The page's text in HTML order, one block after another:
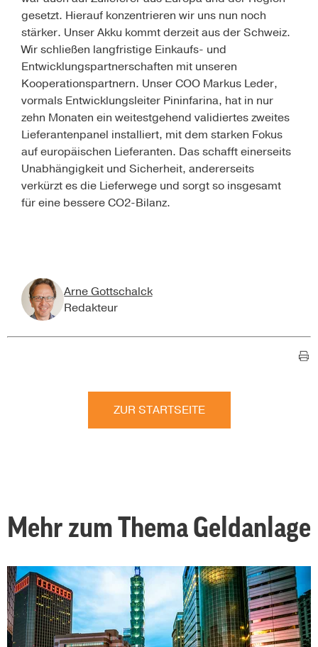
gesetzt. Hierauf konzentrieren wir uns nun noch
stärker. Unser Akku kommt derzeit aus der Schweiz.
Wir schließen langfristige Einkaufs- und
Entwicklungspartnerschaften mit unseren
Kooperationspartnern. Unser COO Markus Leder,
vormals Entwicklungsleiter Pininfarina, hat in nur
zehn Monaten ein weitestgehend validiertes zweites
Lieferantenpanel installiert, mit dem starken Fokus
auf europäischen Lieferanten. Das schafft einerseits
Unabhängigkeit und Sicherheit, andererseits
verkürzt es die Lieferwege und sorgt so insgesamt
für eine bessere CO2-Bilanz.
Arne Gottschalck
Redakteur
ZUR STARTSEITE
Mehr zum Thema Geldanlage